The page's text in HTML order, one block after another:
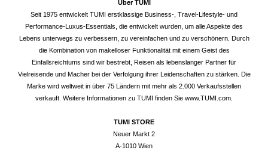
Über TUMI
Seit 1975 entwickelt TUMI erstklassige Business-, Travel-Lifestyle- und
Performance-Luxus-Essentials, die entwickelt wurden, um alle Aspekte des
Lebens unterwegs zu verbessern, zu vereinfachen und zu verschönern. Durch
die Kombination von makelloser Funktionalität mit einem Geist des
Einfallsreichtums sind wir bestrebt, Reisen als lebenslanger Partner für
Vielreisende und Macher bei der Verfolgung ihrer Leidenschaften zu stärken. Die
Marke wird weltweit in über 75 Ländern mit mehr als 2.000 Verkaufsstellen
verkauft. Weitere Informationen zu TUMI finden Sie www.TUMI.com
TUMI STORE
Neuer Markt 2
A-1010 Wien